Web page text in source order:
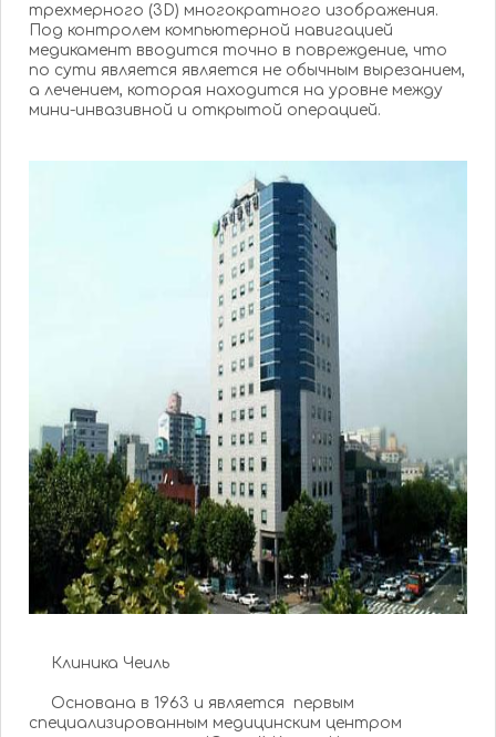
трехмерного (3D) многократного изображения.
Под контролем компьютерной навигацией
медикамент вводится точно в повреждение, что
по сути является является не обычным вырезанием,
а лечением, которая находится на уровне между
мини-инвазивной и открытой операцией.
Клиника Чеиль
Основана в 1963 и является первым
специализированным медицинским центром